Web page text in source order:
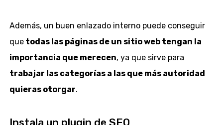
Además, un buen enlazado interno puede conseguir
quetodas las páginas de un sitio web tengan la
importancia que merecen, ya que sirve para
trabajar las categorías a las que más autoridad
quieras otorgar.
Instala un plugin de SEO